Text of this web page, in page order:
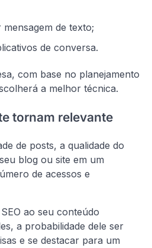
de texto;
de conversa.
com base no planejamento
a melhor técnica.
tornam relevante
de posts, a qualidade do
blog ou site em um
de acessos e
ao seu conteúdo
a probabilidade dele ser
e se destacar para um